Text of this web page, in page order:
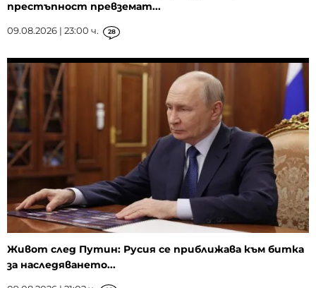
престъпност превземат...
09.08.2026 | 23:00 ч. 28
Живот след Путин: Русия се приближава към битка
за наследяването...